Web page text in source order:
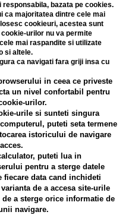
bazata pe cookies.
ca majoritatea dintre cele mai
cookieuri, acestea sunt
urilor nu va permite
mai raspandite si utilizate
si altele.
ca navigati fara griji insa cu
in ceea ce priveste
un nivel confortabil pentru
urilor.
urile si sunteti singura
puteti seta termene
istoricului de navigare
puteti lua in
pentru a sterge datele
data cand inchideti
de a accesa site-urile
a sterge orice informatie de
navigare.